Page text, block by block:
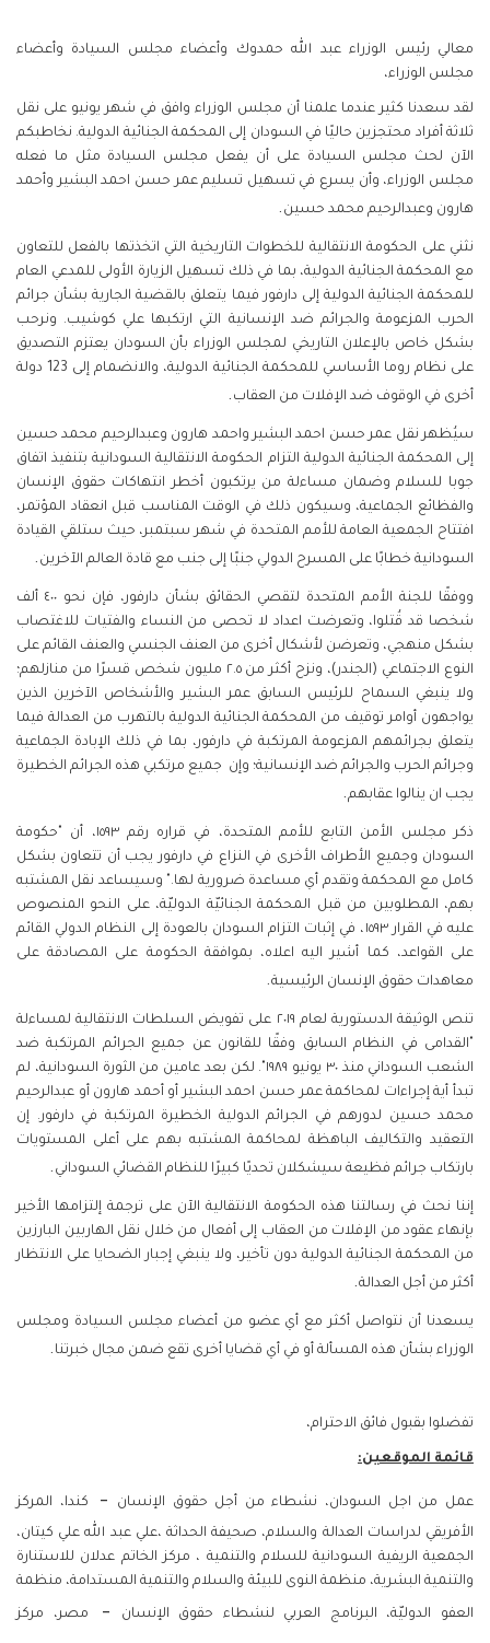
معالي رئيس الوزراء عبد الله حمدوك وأعضاء مجلس السيادة وأعضاء
مجلس الوزراء،
لقد سعدنا كثير عندما علمنا أن مجلس الوزراء وافق في شهر يونيو على نقل
ثلاثة أفراد محتجزين حاليًا في السودان إلى المحكمة الجنائية الدولية. نخاطبكم
الآن لحث مجلس السيادة على أن يفعل مجلس السيادة مثل ما فعله
مجلس الوزراء، وأن يسرع في تسهيل تسليم عمر حسن احمد البشير وأحمد
هارون وعبدالرحيم محمد حسين .
نثني على الحكومة الانتقالية للخطوات التاريخية التي اتخذتها بالفعل للتعاون
مع المحكمة الجنائية الدولية، بما في ذلك تسهيل الزيارة الأولى للمدعي العام
للمحكمة الجنائية الدولية إلى دارفور فيما يتعلق بالقضية الجارية بشأن جرائم
الحرب المزعومة والجرائم ضد الإنسانية التي ارتكبها علي كوشيب. ونرحب
بشكل خاص بالإعلان التاريخي لمجلس الوزراء بأن السودان يعتزم التصديق
على نظام روما الأساسي للمحكمة الجنائية الدولية، والانضمام إلى 123 دولة
أخرى في الوقوف ضد الإفلات من العقاب .
سيُظهر نقل عمر حسن احمد البشير واحمد هارون وعبدالرحيم محمد حسين
إلى المحكمة الجنائية الدولية التزام الحكومة الانتقالية السودانية بتنفيذ اتفاق
جوبا للسلام وضمان مساءلة من يرتكبون أخطر انتهاكات حقوق الإنسان
والفظائع الجماعية، وسيكون ذلك في الوقت المناسب قبل انعقاد المؤتمر،
افتتاح الجمعية العامة للأمم المتحدة في شهر سبتمبر، حيث ستلقي القيادة
السودانية خطابًا على المسرح الدولي جنبًا إلى جنب مع قادة العالم الآخرين .
ووفقًا للجنة الأمم المتحدة لتقصي الحقائق بشأن دارفور، فإن نحو ٤٠٠ ألف
شخصا قد قُتلوا، وتعرضت اعداد لا تحصى من النساء والفتيات للاغتصاب
بشكل منهجي، وتعرضن لأشكال أخرى من العنف الجنسي والعنف القائم على
النوع الاجتماعي (الجندر)، ونزح أكثر من ٢.٥ مليون شخص قسرًا من منازلهم؛
ولا ينبغي السماح للرئيس السابق عمر البشير والأشخاص الآخرين الذين
يواجهون أوامر توقيف من المحكمة الجنائية الدولية بالتهرب من العدالة فيما
يتعلق بجرائمهم المزعومة المرتكبة في دارفور، بما في ذلك الإبادة الجماعية
وجرائم الحرب والجرائم ضد الإنسانية؛ وإن جميع مرتكبي هذه الجرائم الخطيرة
يجب ان ينالوا عقابهم.
ذكر مجلس الأمن التابع للأمم المتحدة، في قراره رقم ١٥٩٣، أن "حكومة
السودان وجميع الأطراف الأخرى في النزاع في دارفور يجب أن تتعاون بشكل
كامل مع المحكمة وتقدم أي مساعدة ضرورية لها." وسيساعد نقل المشتبه
بهم، المطلوبين من قبل المحكمة الجنائيّة الدوليّة، على النحو المنصوص
عليه في القرار ١٥٩٣، في إثبات التزام السودان بالعودة إلى النظام الدولي القائم
على القواعد، كما أشير اليه اعلاه، بموافقة الحكومة على المصادقة على
معاهدات حقوق الإنسان الرئيسية.
تنص الوثيقة الدستورية لعام ٢٠١٩ على تفويض السلطات الانتقالية لمساءلة
"القدامى في النظام السابق وفقًا للقانون عن جميع الجرائم المرتكبة ضد
الشعب السوداني منذ ٣٠ يونيو ١٩٨٩". لكن بعد عامين من الثورة السودانية، لم
تبدأ أية إجراءات لمحاكمة عمر حسن احمد البشير أو أحمد هارون أو عبدالرحيم
محمد حسين لدورهم في الجرائم الدولية الخطيرة المرتكبة في دارفور. إن
التعقيد والتكاليف الباهظة لمحاكمة المشتبه بهم على أعلى المستويات
بارتكاب جرائم فظيعة سيشكلان تحديًا كبيرًا للنظام القضائي السوداني .
إننا نحث في رسالتنا هذه الحكومة الانتقالية الآن على ترجمة إلتزامها الأخير
بإنهاء عقود من الإفلات من العقاب إلى أفعال من خلال نقل الهاربين البارزين
من المحكمة الجنائية الدولية دون تأخير، ولا ينبغي إجبار الضحايا على الانتظار
أكثر من أجل العدالة.
يسعدنا أن نتواصل أكثر مع أي عضو من أعضاء مجلس السيادة ومجلس
الوزراء بشأن هذه المسألة أو في أي قضايا أخرى تقع ضمن مجال خبرتنا .
تفضلوا بقبول فائق الاحترام،
قائمة الموقعين:
عمل من اجل السودان، نشطاء من أجل حقوق الإنسان –
كندا، المركز
الأفريقي لدراسات العدالة والسلام، صحيفة الحداثة ،علي عبد الله علي كيتان،
الجمعية الريفية السودانية للسلام والتنمية ، مركز الخاتم عدلان للاستنارة
والتنمية البشرية، منظمة النوى للبيئة والسلام والتنمية المستدامة، منظمة
العفو الدوليّة، البرنامج العربي لنشطاء حقوق الإنسان – مصر، مركز